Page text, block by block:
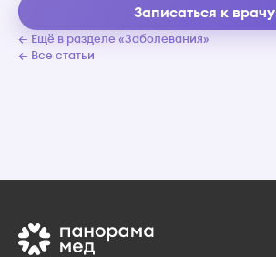
Записаться к врачу
← Ещё в разделе «Заболевания»
← Все статьи